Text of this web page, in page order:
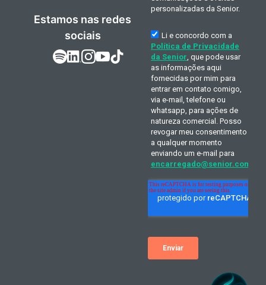
Estamos nas redes
sociais